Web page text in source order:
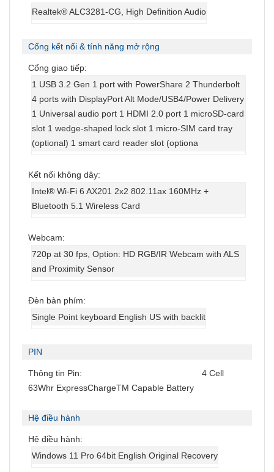
Realtek® ALC3281-CG, High Definition Audio
Cổng kết nối & tính năng mở rộng
Cổng giao tiếp:
1 USB 3.2 Gen 1 port with PowerShare 2 Thunderbolt
4 ports with DisplayPort Alt Mode/USB4/Power Delivery
1 Universal audio port 1 HDMI 2.0 port 1 microSD-card
slot 1 wedge-shaped lock slot 1 micro-SIM card tray
(optional) 1 smart card reader slot (optiona
Kết nối không dây:
Intel® Wi-Fi 6 AX201 2x2 802.11ax 160MHz +
Bluetooth 5.1 Wireless Card
Webcam:
720p at 30 fps, Option: HD RGB/IR Webcam with ALS
and Proximity Sensor
Đèn bàn phím:
Single Point keyboard English US with backlit
PIN
Thông tin Pin:
4 Cell
63Whr ExpressChargeTM Capable Battery
Hệ điều hành
Hệ điều hành:
Windows 11 Pro 64bit English Original Recovery